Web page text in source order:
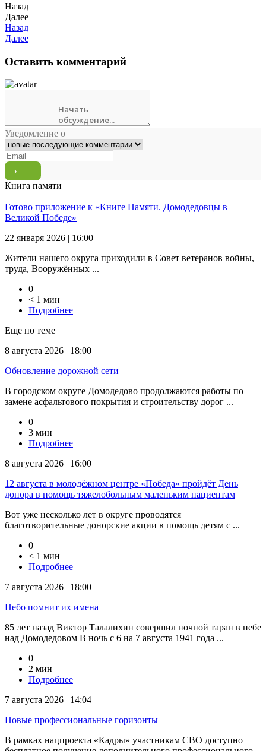
Назад
Далее
Назад
Далее
Оставить комментарий
Уведомление о
Книга памяти
Готово приложение к «Книге Памяти. Домодедовцы в
Великой Победе»
22 января 2026 | 16:00
Жители нашего округа приходили в Совет ветеранов войны,
труда, Вооружённых ...
0
< 1 мин
Подробнее
Еще по теме
8 августа 2026 | 18:00
Обновление дорожной сети
В городском округе Домодедово продолжаются работы по
замене асфальтового покрытия и строительству дорог ...
0
3 мин
Подробнее
8 августа 2026 | 16:00
12 августа в молодёжном центре «Победа» пройдёт День
донора в помощь тяжелобольным маленьким пациентам
Вот уже несколько лет в округе проводятся
благотворительные донорские акции в помощь детям с ...
0
< 1 мин
Подробнее
7 августа 2026 | 18:00
Небо помнит их имена
85 лет назад Виктор Талалихин совершил ночной таран в небе
над Домодедовом В ночь с 6 на 7 августа 1941 года ...
0
2 мин
Подробнее
7 августа 2026 | 14:04
Новые профессиональные горизонты
В рамках нацпроекта «Кадры» участникам СВО доступно